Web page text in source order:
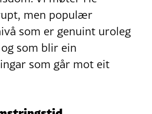
men populær
som er genuint uroleg
som blir ein
som går mot eit